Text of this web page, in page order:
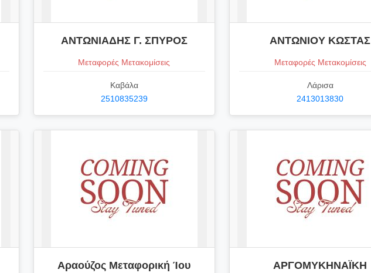
ΑΝΤΩΝΙΑΔΗΣ Γ. ΣΠΥΡΟΣ
Μεταφορές Μετακομίσεις
Καβάλα
2510835239
ΑΝΤΩΝΙΟΥ ΚΩΣΤΑΣ
Μεταφορές Μετακομίσεις
Λάρισα
2413013830
Αραούζος Μεταφορική Ίου ΑΡΓΟΜΥΚΗΝΑΪΚΗ